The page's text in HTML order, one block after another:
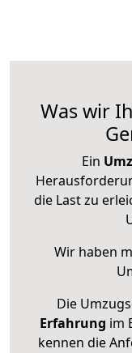
Was wir
Ein
die Last zu
Wir haben
Die
Erfahrung im
kennen die